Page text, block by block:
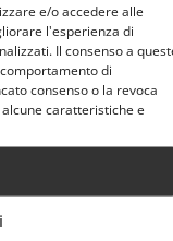
e/o accedere alle
l'esperienza di
Il consenso a
di
consenso o la revoca
caratteristiche e